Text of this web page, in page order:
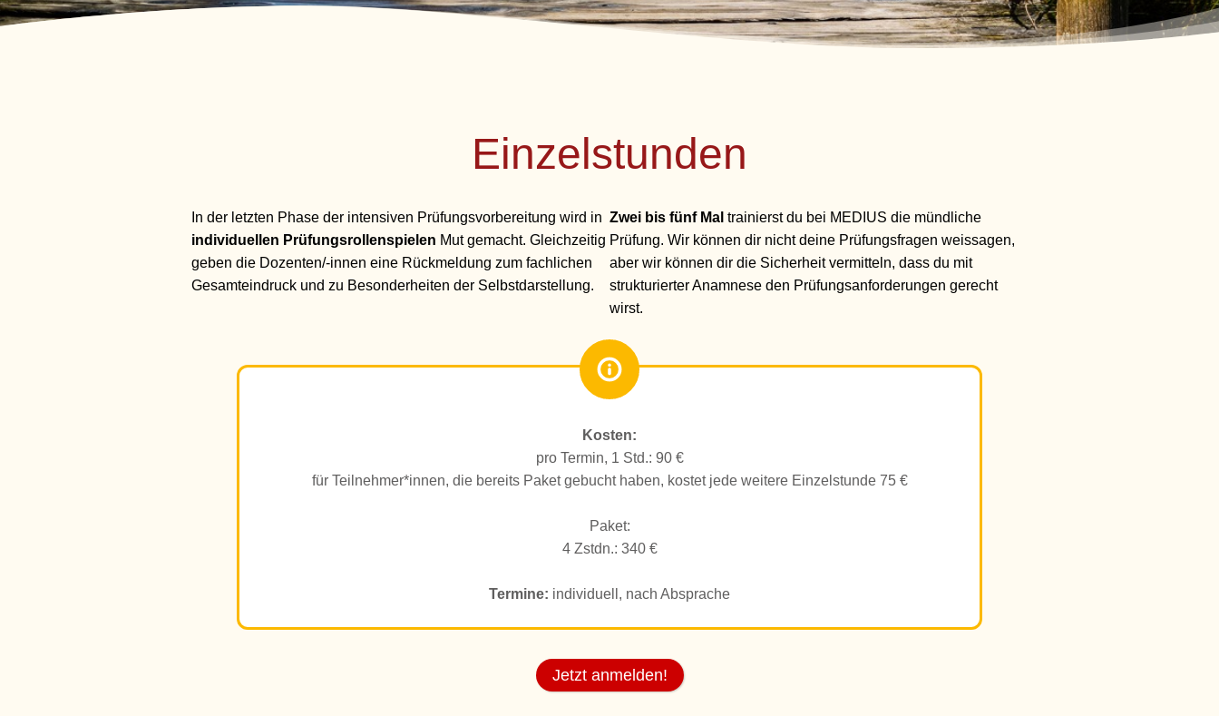
Einzelstunden
In der letzten Phase der intensiven Prüfungsvorbereitung wird in
individuellen Prüfungsrollenspielen Mut gemacht. Gleichzeitig
geben die Dozenten/-innen eine Rückmeldung zum fachlichen
Gesamteindruck und zu Besonderheiten der Selbstdarstellung.
Zwei bis fünf Mal trainierst du bei MEDIUS die mündliche
Prüfung. Wir können dir nicht deine Prüfungsfragen weissagen,
aber wir können dir die Sicherheit vermitteln, dass du mit
strukturierter Anamnese den Prüfungsanforderungen gerecht
wirst.
Kosten:
pro Termin, 1 Std.: 90 €
für Teilnehmer*innen, die bereits Paket gebucht haben, kostet jede weitere Einzelstunde 75 €
Paket:
4 Zstdn.: 340 €
Termine: individuell, nach Absprache
Jetzt anmelden!